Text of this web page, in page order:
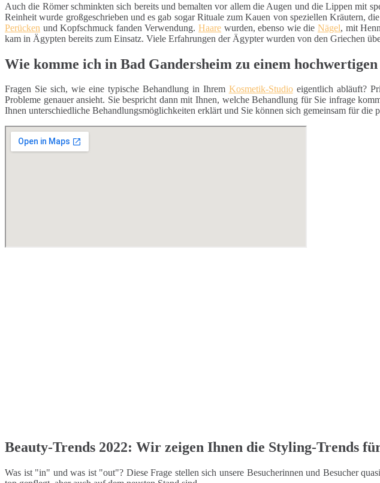
Auch die Römer schminkten sich bereits und bemalten vor allem die Augen und die Lippen mit
Reinheit wurde großgeschrieben und es gab sogar Rituale zum Kauen von speziellen Kräutern,
Perücken und Kopfschmuck fanden Verwendung.Haare wurden, ebenso wie dieNägel, mit
kam in Ägypten bereits zum Einsatz. Viele Erfahrungen der Ägypter wurden von den Griechen
Wie komme ich in Bad Gandersheim zu einem
Fragen Sie sich, wie eine typische Behandlung in Ihrem Kosmetik-Studioeigentlich abläuft?
Probleme genauer ansieht. Sie bespricht dann mit Ihnen, welche Behandlung für Sie infrage
Ihnen unterschiedliche Behandlungsmöglichkeiten erklärt und Sie können sich gemeinsam für die
Beauty-Trends 2022: Wir zeigen Ihnen die Styling-Trends
Was ist "in" und was ist "out"? Diese Frage stellen sich unsere Besucherinnen und Besucher